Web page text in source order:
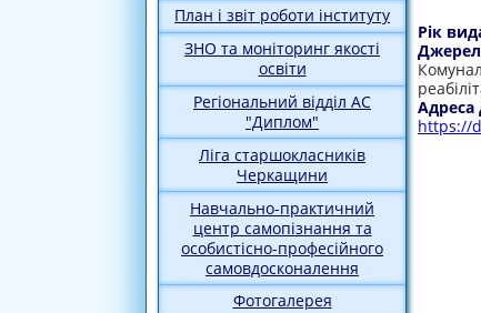
План і звіт роботи інституту
ЗНО та моніторинг якості
освіти
Регіональний відділ АС
"Диплом"
Ліга старшокласників
Черкащини
Навчально-практичний
центр самопізнання та
особистісно-професійного
самовдосконалення
Фотогалерея
Рік
Адреса
https://